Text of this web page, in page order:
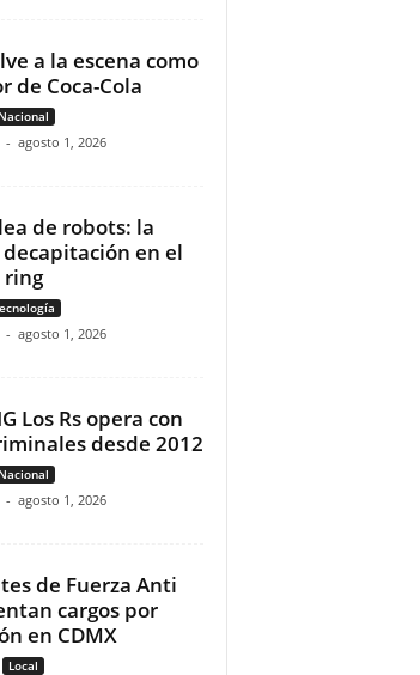
a la escena como
de Coca-Cola
Nacional
- agosto 1, 2026
de robots: la
en el
ring
- agosto 1, 2026
Los Rs opera con
desde 2012
Nacional
- agosto 1, 2026
de Fuerza Anti
cargos por
en CDMX
Local